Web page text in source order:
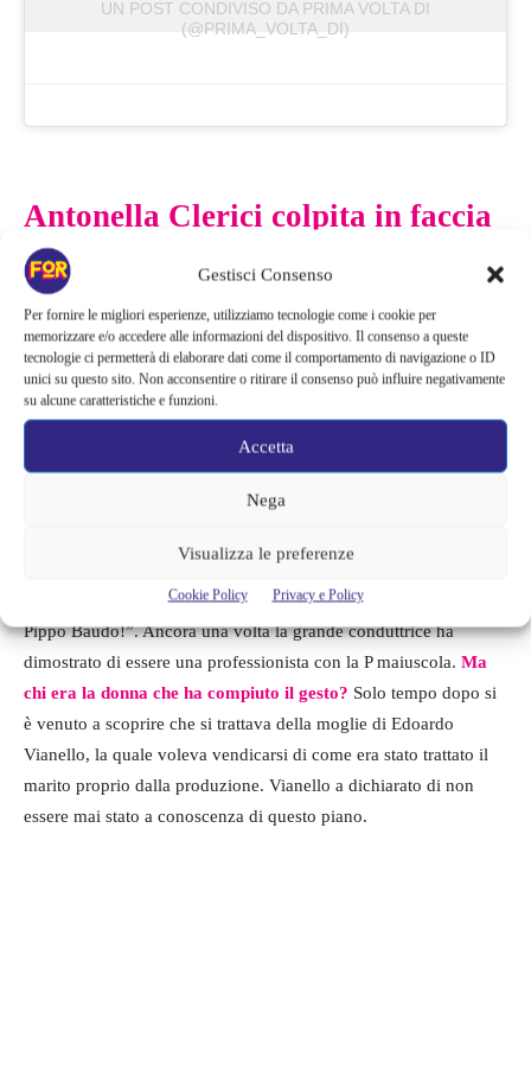
Gestisci Consenso
Per fornire le migliori esperienze, utilizziamo tecnologie come i cookie per
memorizzare e/o accedere alle informazioni del dispositivo. Il consenso a queste
tecnologie ci permetterà di elaborare dati come il comportamento di navigazione o ID
unici su questo sito. Non acconsentire o ritirare il consenso può influire negativamente
su alcune caratteristiche e funzioni.
Accetta
Nega
Visualizza le preferenze
Cookie Policy Privacy e Policy
UN POST CONDIVISO DA PRIMA VOLTA DI
(@PRIMA_VOLTA_DI)
Antonella Clerici colpita in faccia
dalla donna
Per entrare nel dettaglio della brutta avventura capitata ad
Antonella Clerici dobbiamo tornare al suo programma Il
Ristorante, mente stava parlando, una donna le si è avvicinata
dalle spalle el’ha colpita violentemente in viso con una tortae
l’impatto è stato decisamente brusco.
Nonostante il momento sfiorasse il surreale Antonella è riuscita a
avanti con la trasmissione, lo spavento iniziale appena presa la
botta in faccia è stato subito dissimulato con un: Sono come
Pippo Baudo!”. Ancora una volta la grande conduttrice ha
dimostrato di essere una professionista con la P maiuscola. Ma
chi era la donna che ha compiuto il gesto? Solo tempo dopo si
è venuto a scoprire che si trattava della moglie di Edoardo
Vianello, la quale voleva vendicarsi di come era stato trattato il
marito proprio dalla produzione. Vianello a dichiarato di non
essere mai stato a conoscenza di questo piano.